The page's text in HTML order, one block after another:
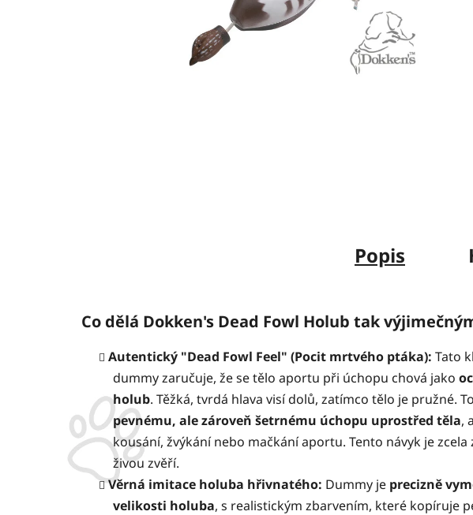
Popis
Co dělá Dokken's Dead Fowl Holub tak
Autentický "Dead Fowl Feel" (Pocit mrtvého ptáka): Tato
dummy zaručuje, že se tělo aportu při úchopu chová jako
holub. Těžká, tvrdá hlava visí dolů, zatímco tělo je pružné. To
pevnému, ale zároveň šetrnému úchopu uprostřed těla,
kousání, žvýkání nebo mačkání aportu. Tento návyk je
živou zvěří.
Věrná imitace holuba hřivnatého: Dummy je precizně
velikosti holuba, s realistickým zbarvením, které kopíruje